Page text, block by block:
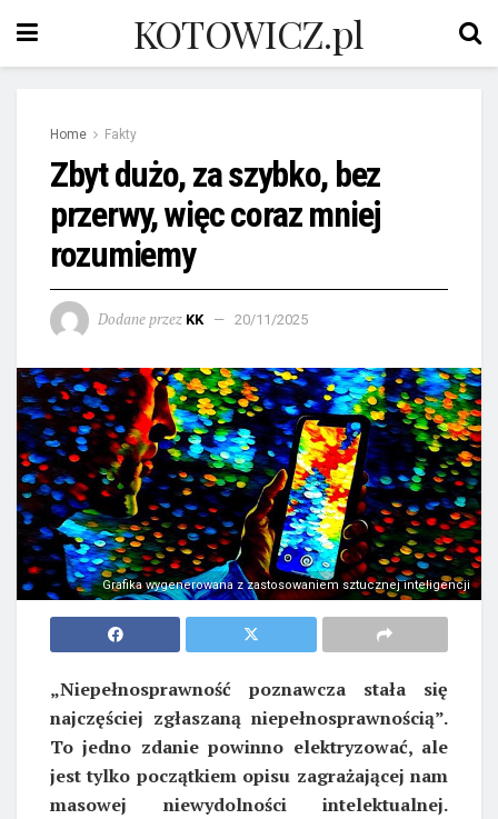
KOTOWICZ.pl
Home Fakty
Zbyt dużo, za szybko, bez
przerwy, więc coraz mniej
rozumiemy
Dodane przez KK 20/11/2025
Grafika wygenerowana z zastosowaniem sztucznej inteligencji
„Niepełnosprawność poznawcza stała się
najczęściej zgłaszaną niepełnosprawnością”.
To jedno zdanie powinno elektryzować, ale
jest tylko początkiem opisu zagrażającej nam
masowej niewydolności intelektualnej.